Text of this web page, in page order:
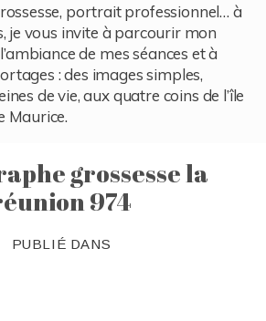
portrait professionnel… à
je vous invite à parcourir mon
de mes séances et à
: des images simples,
de vie, aux quatre coins de l’île
Maurice.
grossesse la
974
PUBLIÉ DANS